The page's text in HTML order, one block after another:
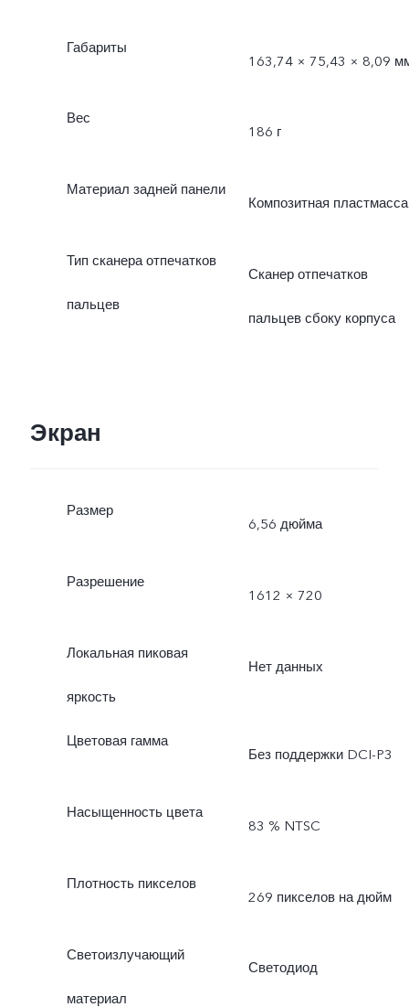
Габариты
163,74 × 75,43 × 8,09
Вес
186 г
Материал задней панели
Композитная пластмасса
Тип сканера отпечатков
пальцев
Сканер отпечатков
пальцев сбоку корпуса
Экран
Размер
6,56 дюйма
Разрешение
1612 × 720
Локальная пиковая
яркость
Нет данных
Цветовая гамма
Без поддержки DCI-P3
Насыщенность цвета
83 % NTSC
Плотность пикселов
269 пикселов на дюйм
Светоизлучающий
материал
Светодиод